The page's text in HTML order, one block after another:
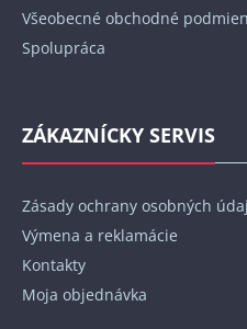
Všeobecné obchodné
Spolupráca
ZÁKAZNÍCKY SERVIS
Zásady ochrany osobných
Výmena a reklamácie
Kontakty
Moja objednávka